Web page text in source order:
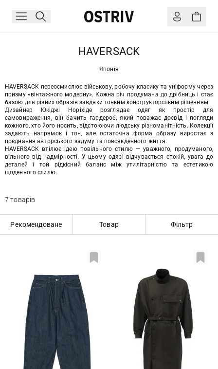
HAVERSACK
Японія
HAVERSACK переосмислює військову, робочу класику та уніформу через
призму «вінтажного модерну». Кожна річ продумана до дрібниць і стає
базою для різних образів завдяки тонким конструкторським рішенням.
Дизайнер Юкіджі Норіхіде розглядає одяг як простір для
самовираження, він бачить гардероб, який поважає досвід і погляди
кожного, хто його носить, відстоюючи людську різноманітність. Колекції
задають напрямок і тон, але остаточна форма образу виростає з
поєднання авторського задуму та повсякденного життя.
HAVERSACK втілює ідею повільного стилю — уважного, продуманого,
вільного від надмірності. У цьому одязі відчувається спокій, увага до
деталей і той рідкісний баланс між утилітарністю та естетикою
щоденного стилю.
7 товарів
Рекомендоване Товар Фільтр